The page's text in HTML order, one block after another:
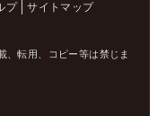
プ サイトマップ
、転用、コピー等は禁じま